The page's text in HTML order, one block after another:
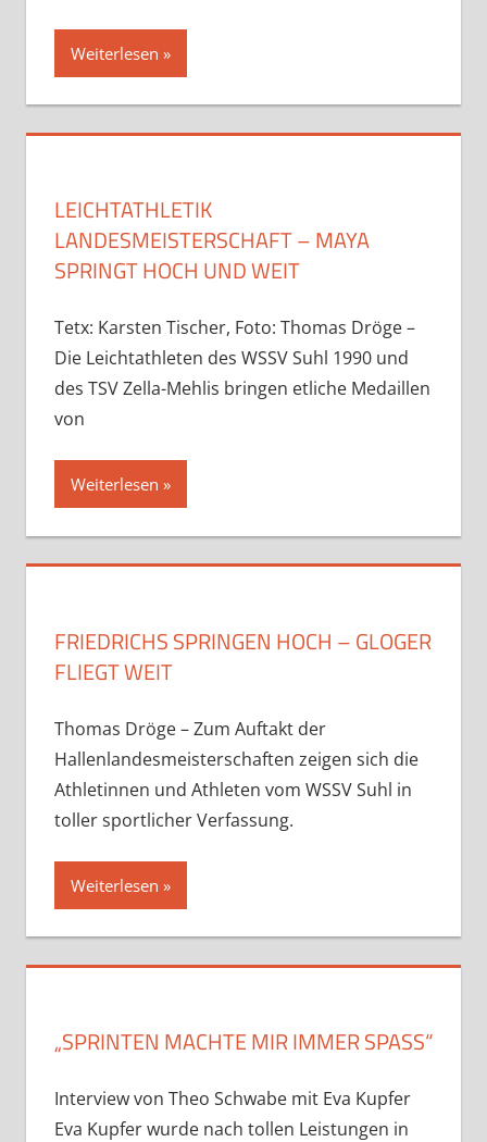
Weiterlesen
LEICHTATHLETIK
LANDESMEISTERSCHAFT – MAYA
SPRINGT HOCH UND WEIT
Tetx: Karsten Tischer, Foto: Thomas Dröge –
Die Leichtathleten des WSSV Suhl 1990 und
des TSV Zella-Mehlis bringen etliche Medaillen
von
Weiterlesen
FRIEDRICHS SPRINGEN HOCH – GLOGER
FLIEGT WEIT
Thomas Dröge – Zum Auftakt der
Hallenlandesmeisterschaften zeigen sich die
Athletinnen und Athleten vom WSSV Suhl in
toller sportlicher Verfassung.
Weiterlesen
„SPRINTEN MACHTE MIR IMMER SPASS“
Interview von Theo Schwabe mit Eva Kupfer
Eva Kupfer wurde nach tollen Leistungen in